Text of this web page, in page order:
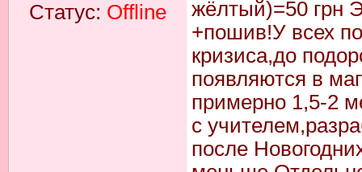
Статус: Offline
жёлтый)=50 грн
+пошив!У всех
кризиса,до
появляются в
примерно 1,5-2
с
после